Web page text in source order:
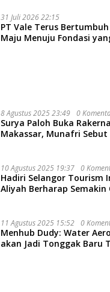
31 Juli 2026 22:15
PT Vale Terus
Maju Menuju Fondasi
8 Agustus 2025 23:49 0
Surya Paloh Buka
Makassar, Munafri
10 Agustus 2025 19:37 0
Hadiri Selangor Tourism
Aliyah Berharap
11 Agustus 2025 15:52 0
Menhub Dudy: Water
akan Jadi Tonggak Baru